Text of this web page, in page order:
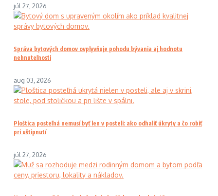
júl 27, 2026
Správa bytových domov ovplyvňuje pohodu bývania aj hodnotu
nehnuteľnosti
aug 03, 2026
Ploštica posteľná nemusí byť len v posteli: ako odhaliť úkryty a čo robiť
pri uštipnutí
júl 27, 2026